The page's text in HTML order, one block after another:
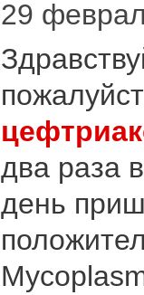
29
два раза
день